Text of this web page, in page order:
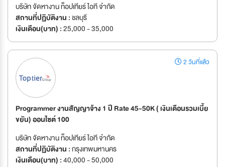
บริษัท จัดหางาน ท็อปเทียร์ ไอที จำกัด
สถานที่ปฏิบัติงาน :ชลบุรี
เงินเดือน(บาท) :25,000 - 35,000
2 วันที่แล้ว
Programmer งานสัญญาจ้าง 1 ปี Rate 45-50K ( เงินเดือนรวมเบี้ย
ขยัน) ออนไซต์ 100
บริษัท จัดหางาน ท็อปเทียร์ ไอที จำกัด
สถานที่ปฏิบัติงาน :กรุงเทพมหานคร
เงินเดือน(บาท) :40,000 - 50,000